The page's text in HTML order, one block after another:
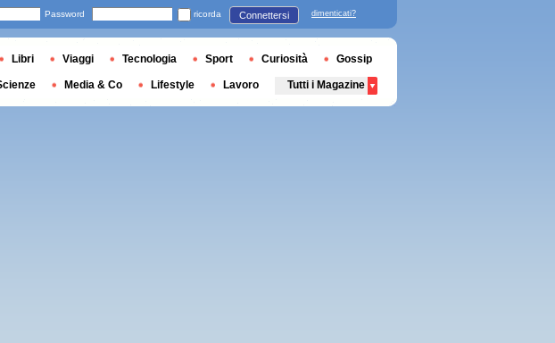
Password ricorda Connettersi dimenticati?
Libri Viaggi Tecnologia Sport Curiosità Gossip
Media & Co Lifestyle Lavoro Tutti i Magazine